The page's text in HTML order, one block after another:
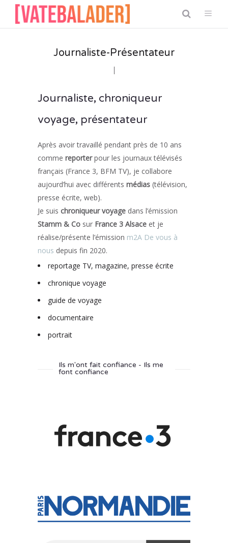
Journaliste-Présentateur
Journaliste, chroniqueur
voyage, présentateur
Après avoir travaillé pendant près de 10 ans
comme reporterpour les journaux télévisés
français (France 3, BFM TV), je collabore
aujourd’hui avec différents médias (télévision,
presse écrite, web).
Je suis chroniqueur voyage dans l’émission
Stamm & Co sur France 3 Alsace et je
réalise/présente l’émission m2A De vous à
nous depuis fin 2020.
reportage TV, magazine, presse écrite
chronique voyage
guide de voyage
documentaire
portrait
Ils m'ont fait confiance - Ils me
font confiance